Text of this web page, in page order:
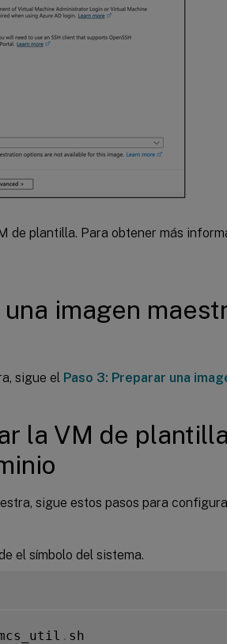
de plantilla. Para obtener más
imagen
sigue el Paso 3: Preparar una
la VM de
sigue estos pasos para
el símbolo del sistema.
. sh